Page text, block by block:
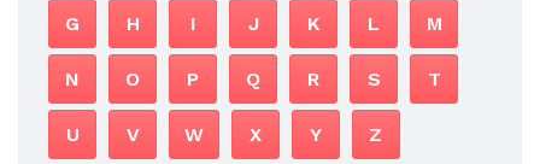
G H I J K L M
N O P Q R S T
U V W X Y Z